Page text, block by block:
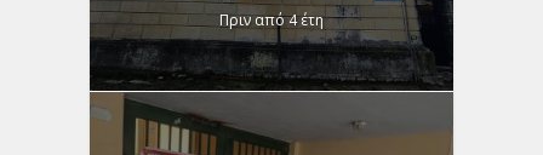
Πριν από 4 έτη